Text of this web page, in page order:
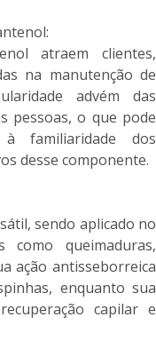
atraem clientes,
na manutenção de
advém das
pessoas, o que pode
familiaridade dos
desse componente.
sendo aplicado no
como queimaduras,
ação antisseborreica
enquanto sua
capilar e